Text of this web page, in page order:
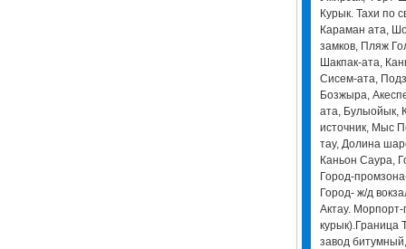
Курык. Тахи по
Караман ата,
замков, Пляж
Шакпак-ата,
Сисем-ата,
Бозжыра,
ата, Булыойык,
источник, Мыс
тау, Долина
Каньон Саура,
Город-
Город- ж/д
Актау.
курык).Граница
завод